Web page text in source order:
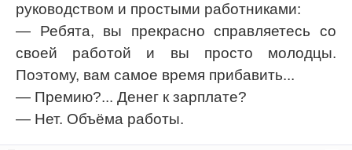
руководством и простыми работниками:
— Ребята, вы прекрасно справляетесь со
своей работой и вы просто молодцы.
Поэтому, вам самое время прибавить...
— Премию?... Денег к зарплате?
— Нет. Объёма работы.